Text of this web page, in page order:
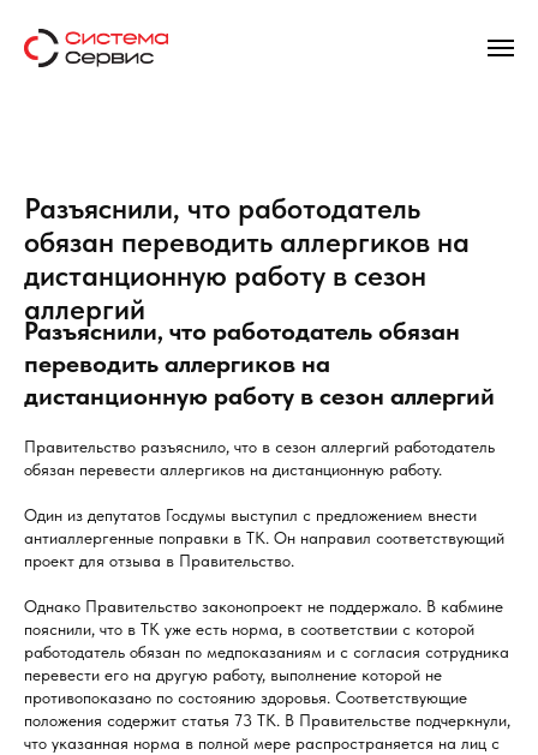
Разъяснили, что работодатель
обязан переводить аллергиков на
дистанционную работу в сезон
аллергий
Разъяснили, что работодатель обязан
переводить аллергиков на
дистанционную работу в сезон аллергий
Правительство разъяснило, что в сезон аллергий работодатель
обязан перевести аллергиков на дистанционную работу.
Один из депутатов Госдумы выступил с предложением внести
антиаллергенные поправки в ТК. Он направил соответствующий
проект для отзыва в Правительство.
Однако Правительство законопроект не поддержало. В кабмине
пояснили, что в ТК уже есть норма, в соответствии с которой
работодатель обязан по медпоказаниям и с согласия сотрудника
перевести его на другую работу, выполнение которой не
противопоказано по состоянию здоровья. Соответствующие
положения содержит статья 73 ТК. В Правительстве подчеркнули,
что указанная норма в полной мере распространяется на лиц с